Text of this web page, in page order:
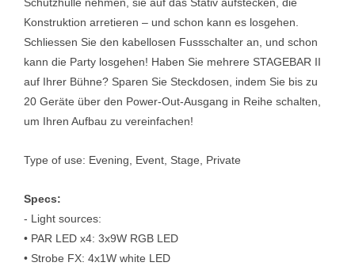
Konstruktion arretieren – und schon kann es losgehen.
Schliessen Sie den kabellosen Fussschalter an, und schon
kann die Party losgehen! Haben Sie mehrere STAGEBAR II
auf Ihrer Bühne? Sparen Sie Steckdosen, indem Sie bis zu
20 Geräte über den Power-Out-Ausgang in Reihe schalten,
um Ihren Aufbau zu vereinfachen!
Type of use: Evening, Event, Stage, Private
Specs:
- Light sources:
• PAR LED x4: 3x9W RGB LED
• Strobe FX: 4x1W white LED